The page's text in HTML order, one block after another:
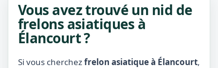
Vous avez trouvé un nid de
frelons asiatiques à
Élancourt ?
Si vous cherchezfrelon asiatique à Élancourt,